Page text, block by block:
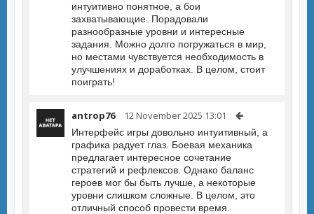
интуитивно понятное, а бои
захватывающие. Порадовали
разнообразные уровни и интересные
задания. Можно долго погружаться в мир,
но местами чувствуется необходимость в
улучшениях и доработках. В целом, стоит
поиграть!
antrop76 12 November 2025 13:01
Интерфейс игры довольно интуитивный, а
графика радует глаз. Боевая механика
предлагает интересное сочетание
стратегий и рефлексов. Однако баланс
героев мог бы быть лучше, а некоторые
уровни слишком сложные. В целом, это
отличный способ провести время.